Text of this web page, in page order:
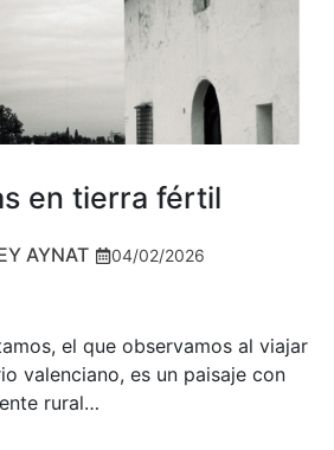
en tierra fértil
AYNAT 04/02/2026
el que observamos al viajar
valenciano, es un paisaje con
rural…